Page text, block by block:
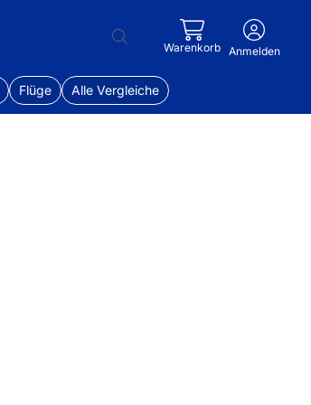
Warenkorb Anmelden
Flüge Alle Vergleiche